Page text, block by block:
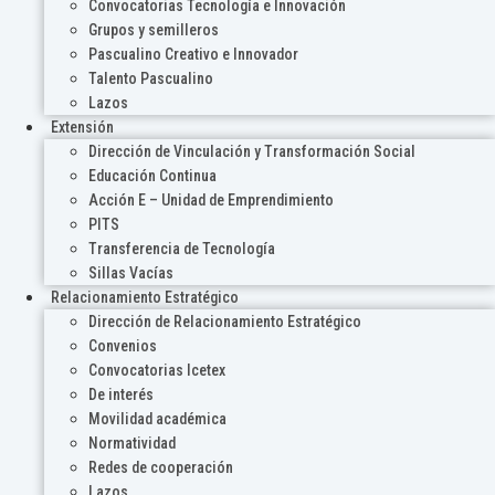
Convocatorias Tecnología e Innovación
Grupos y semilleros
Pascualino Creativo e Innovador
Talento Pascualino
Lazos
Extensión
Dirección de Vinculación y Transformación Social
Educación Continua
Acción E – Unidad de Emprendimiento
PITS
Transferencia de Tecnología
Sillas Vacías
Relacionamiento Estratégico
Dirección de Relacionamiento Estratégico
Convenios
Convocatorias Icetex
De interés
Movilidad académica
Normatividad
Redes de cooperación